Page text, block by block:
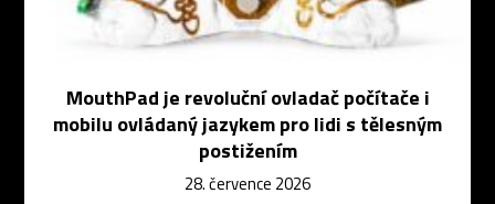
MouthPad je revoluční ovladač počítače i
mobilu ovládaný jazykem pro lidi s tělesným
postižením
28. července 2026